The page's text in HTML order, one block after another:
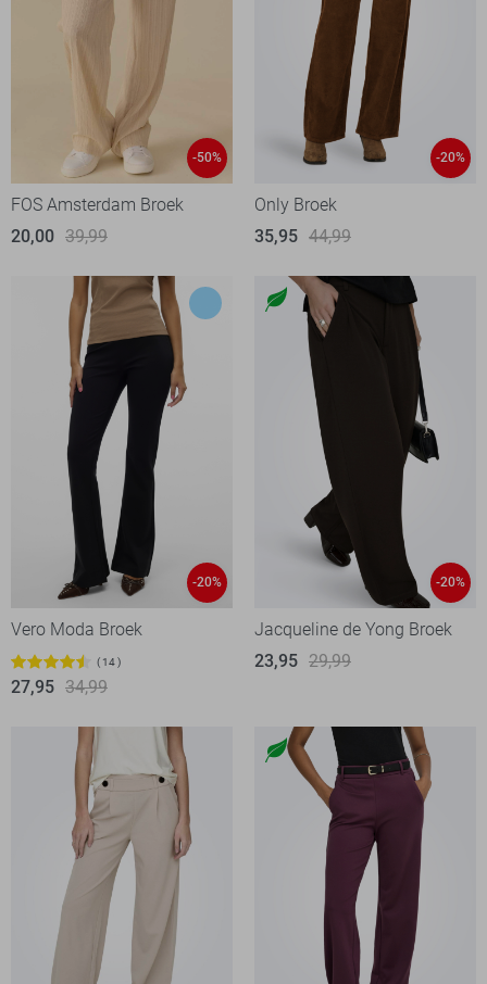
-50%
FOS Amsterdam Broek
20,00 39,99
-20%
Only Broek
35,95 44,99
-20%
Vero Moda Broek
14
27,95 34,99
-20%
Jacqueline de Yong Broek
23,95 29,99